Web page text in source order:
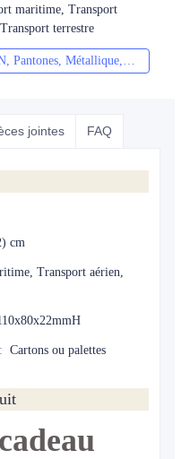
maritime, Transport
terrestre
CMJN, Pantones, Métallique, Couleur de repère, etc.
jointes FAQ
cm
Transport aérien,
: Cartons ou palettes